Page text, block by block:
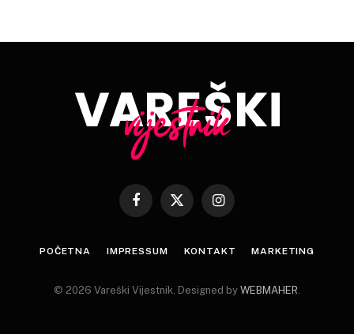
Facebook
X
Instagram
POČETNA IMPRESSUM KONTAKT MARKETING
© 2026 Vareški Vijestnik. Designed by WEBMAHER.